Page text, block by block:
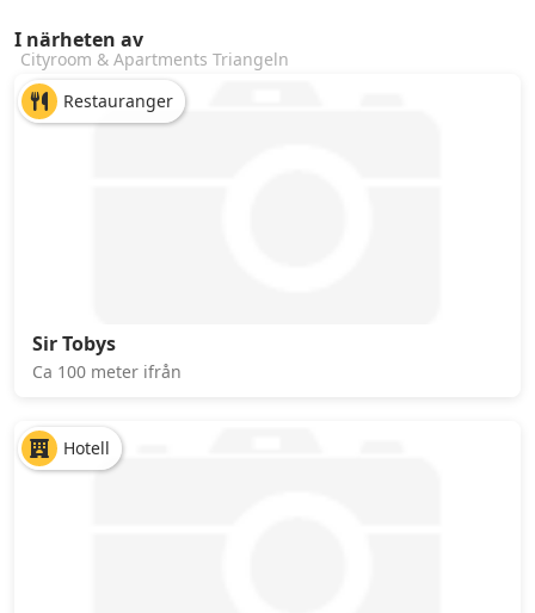
I närheten av
Cityroom & Apartments Triangeln
Restauranger
Sir Tobys
Ca 100 meter ifrån
Hotell